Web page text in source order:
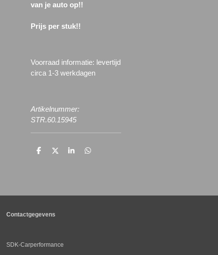
van je auto op!!
Prijs per stuk!!
Voorraad informatie: levertijd
circa 1-3 werkdagen
Artikelnummer:
STR.60.15945
D
D
S
D
Contactgegevens
SDK-Carperformance